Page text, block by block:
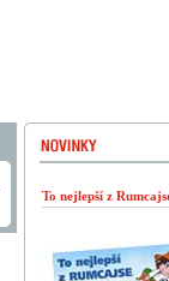
To nejlepší z